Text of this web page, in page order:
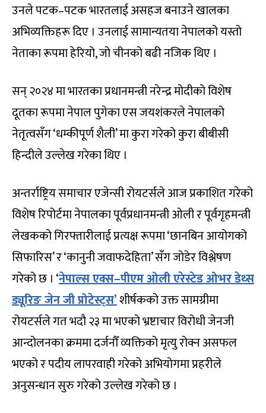
उनले पटक–पटक भारतलाई असहज बनाउने खालका
अभिव्यक्तिहरू दिए । उनलाई सामान्यतया नेपालको यस्तो
नेताका रूपमा हेरियो, जो चीनको बढी नजिक थिए ।
सन् २०२४ मा भारतका प्रधानमन्त्री नरेन्द्र मोदीको विशेष
दूतका रूपमा नेपाल पुगेका एस जयशंकरले नेपालको
नेतृत्वसँग ‘धम्कीपूर्ण शैली’ मा कुरा गरेको कुरा बीबीसी
हिन्दीले उल्लेख गरेका थिए ।
अन्तर्राष्ट्रिय समाचार एजेन्सी रोयटर्सले आज प्रकाशित गरेको
विशेष रिपोर्टमा नेपालका पूर्वप्रधानमन्त्री ओली र पूर्वगृहमन्त्री
लेखकको गिरफ्तारीलाई प्रत्यक्ष रूपमा ‘छानबिन आयोगको
सिफारिस’ र ‘कानुनी जवाफदेहिता’ सँग जोडेर विश्लेषण
गरेको छ । ‘नेपाल्स एक्स–पीएम ओली एरेस्टेड ओभर डेथ्स
ड्यूरिङ जेन जी प्रोटेस्ट्स’शीर्षकको उक्त सामग्रीमा
रोयटर्सले गत भदौ २३ मा भएको भ्रष्टाचार विरोधी जेनजी
आन्दोलनका क्रममा दर्जनौँ व्यक्तिको मृत्यु रोक्न असफल
भएको र पदीय लापरवाही गरेको अभियोगमा प्रहरीले
अनुसन्धान सुरु गरेको उल्लेख गरेको छ ।